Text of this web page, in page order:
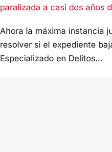
paralizada a casi dos años
Ahora la máxima instancia
resolver si el expediente
Especializado en Delitos…